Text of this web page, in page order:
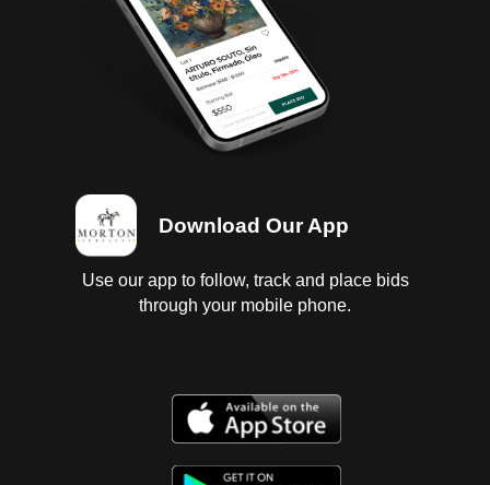
Download Our App
Use our app to follow, track and place bids
through your mobile phone.